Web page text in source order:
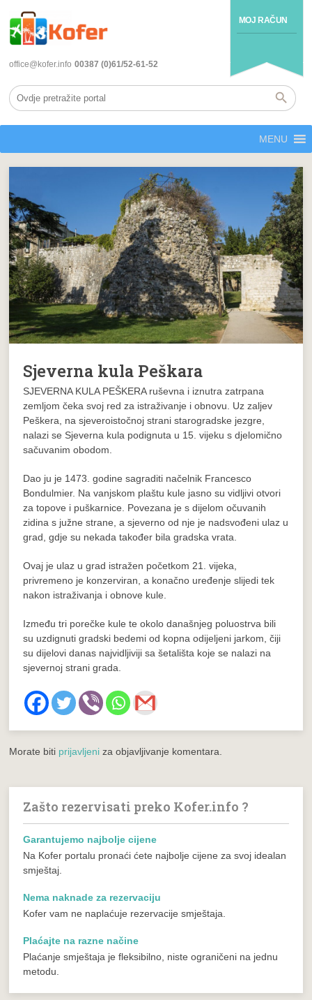
MOJ RAČUN
office@kofer.info 00387 (0)61/52-61-52
MENU
Sjeverna kula Peškara
SJEVERNA KULA PEŠKERA ruševna i iznutra zatrpana
zemljom čeka svoj red za istraživanje i obnovu. Uz zaljev
Peškera, na sjeveroistočnoj strani starogradske jezgre,
nalazi se Sjeverna kula podignuta u 15. vijeku s djelomično
sačuvanim obodom.
Dao ju je 1473. godine sagraditi načelnik Francesco
Bondulmier. Na vanjskom plaštu kule jasno su vidljivi otvori
za topove i puškarnice. Povezana je s dijelom očuvanih
zidina s južne strane, a sjeverno od nje je nadsvođeni ulaz u
grad, gdje su nekada također bila gradska vrata.
Ovaj je ulaz u grad istražen početkom 21. vijeka,
privremeno je konzerviran, a konačno uređenje slijedi tek
nakon istraživanja i obnove kule.
Između tri porečke kule te okolo današnjeg poluostrva bili
su uzdignuti gradski bedemi od kopna odijeljeni jarkom, čiji
su dijelovi danas najvidljiviji sa šetališta koje se nalazi na
sjevernoj strani grada.
Morate biti prijavljeni za objavljivanje komentara.
Zašto rezervisati preko Kofer.info ?
Garantujemo najbolje cijene
Na Kofer portalu pronaći ćete najbolje cijene za svoj idealan
smještaj.
Nema naknade za rezervaciju
Kofer vam ne naplaćuje rezervacije smještaja.
Plaćajte na razne načine
Plaćanje smještaja je fleksibilno, niste ograničeni na jednu
metodu.